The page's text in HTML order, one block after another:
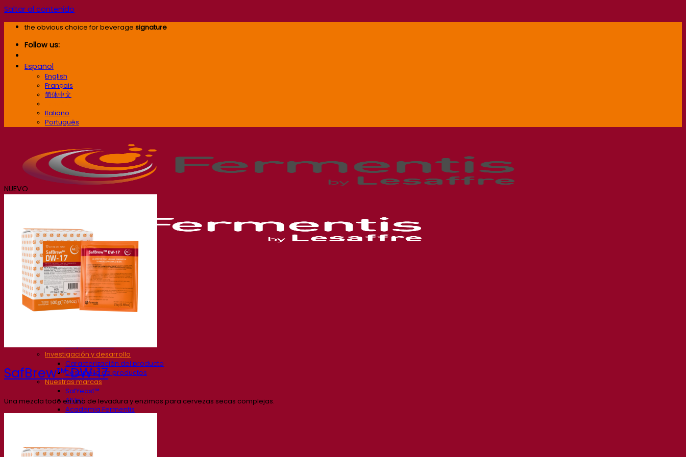
Saltar al contenido
the obvious choice for beverage signature
Follow us:
Español
English
Français
简体中文
Italiano
Português
Nuestra empresa
Sobre nosotros
Expertos en fermentación
Investigación y desarrollo
Caracterización del producto
Desarrollo de productos
Nuestras marcas
SafYeast™
All In 1
Academia Fermentis
Soluciones de fermentación
NUEVO
SafBrew™ DW‑17
Una mezcla todo en uno de levadura y enzimas para cervezas secas complejas.